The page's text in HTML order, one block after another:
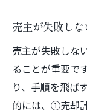
売主が失敗し
売主が失敗しな
ることが重要で
り、手順を飛ば
的には、①売却